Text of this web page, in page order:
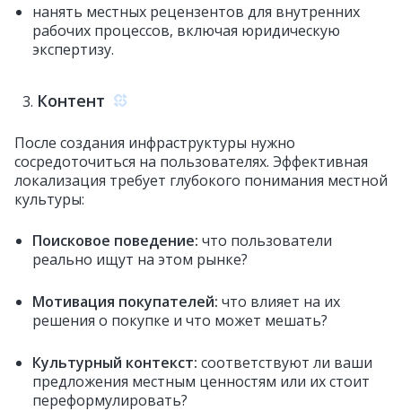
нанять местных рецензентов для внутренних
рабочих процессов, включая юридическую
экспертизу.
Контент
После создания инфраструктуры нужно
сосредоточиться на пользователях. Эффективная
локализация требует глубокого понимания местной
культуры:
Поисковое поведение: что пользователи
реально ищут на этом рынке?
Мотивация покупателей: что влияет на их
решения о покупке и что может мешать?
Культурный контекст: соответствуют ли ваши
предложения местным ценностям или их стоит
переформулировать?